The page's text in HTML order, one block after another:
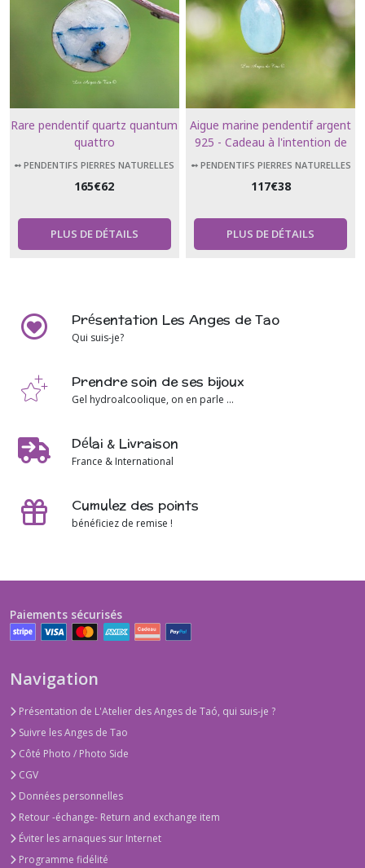
Rare pendentif quartz quantum
quattro
➻ PENDENTIFS PIERRES NATURELLES
165€62
PLUS DE DÉTAILS
Aigue marine pendentif argent
925 - Cadeau à l'intention de
Françoise
➻ PENDENTIFS PIERRES NATURELLES
117€38
PLUS DE DÉTAILS
Présentation Les Anges de Tao
Qui suis-je?
Prendre soin de ses bijoux
Gel hydroalcoolique, on en parle ...
Délai & Livraison
France & International
Cumulez des points
bénéficiez de remise !
Paiements sécurisés
Navigation
Présentation de L'Atelier des Anges de Taó, qui suis-je ?
Suivre les Anges de Tao
Côté Photo / Photo Side
CGV
Données personnelles
Retour -échange- Return and exchange item
Éviter les arnaques sur Internet
Programme fidélité